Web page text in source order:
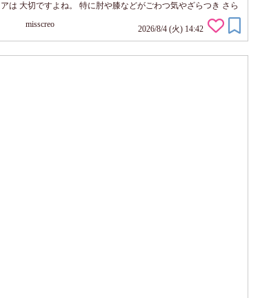
アは 大切ですよね。 特に肘や膝などがごわつ気やざらつき さら
に 黒ずみなどが目立ってたら 恥ずかしいので 簡単に女子力がア
ップできる コチラ使ってみてはいかかでしょうか？ 使い方も簡
単で 擦ってボディスクラブとして 泡立ててボディーソープとし
misscreo 2026/8/4 (火) 14:42